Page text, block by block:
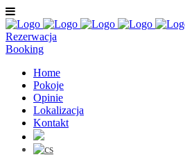
Rezerwacja
Booking
Home
Pokoje
Opinie
Lokalizacja
Kontakt